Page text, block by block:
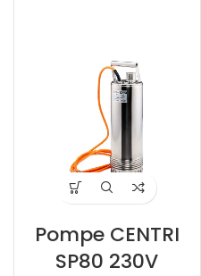
Pompe CENTRI
SP80 230V